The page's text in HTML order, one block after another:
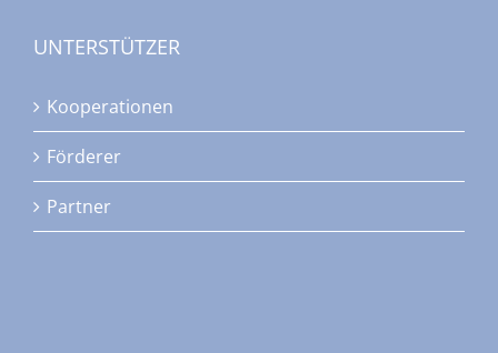
UNTERSTÜTZER
Kooperationen
Förderer
Partner